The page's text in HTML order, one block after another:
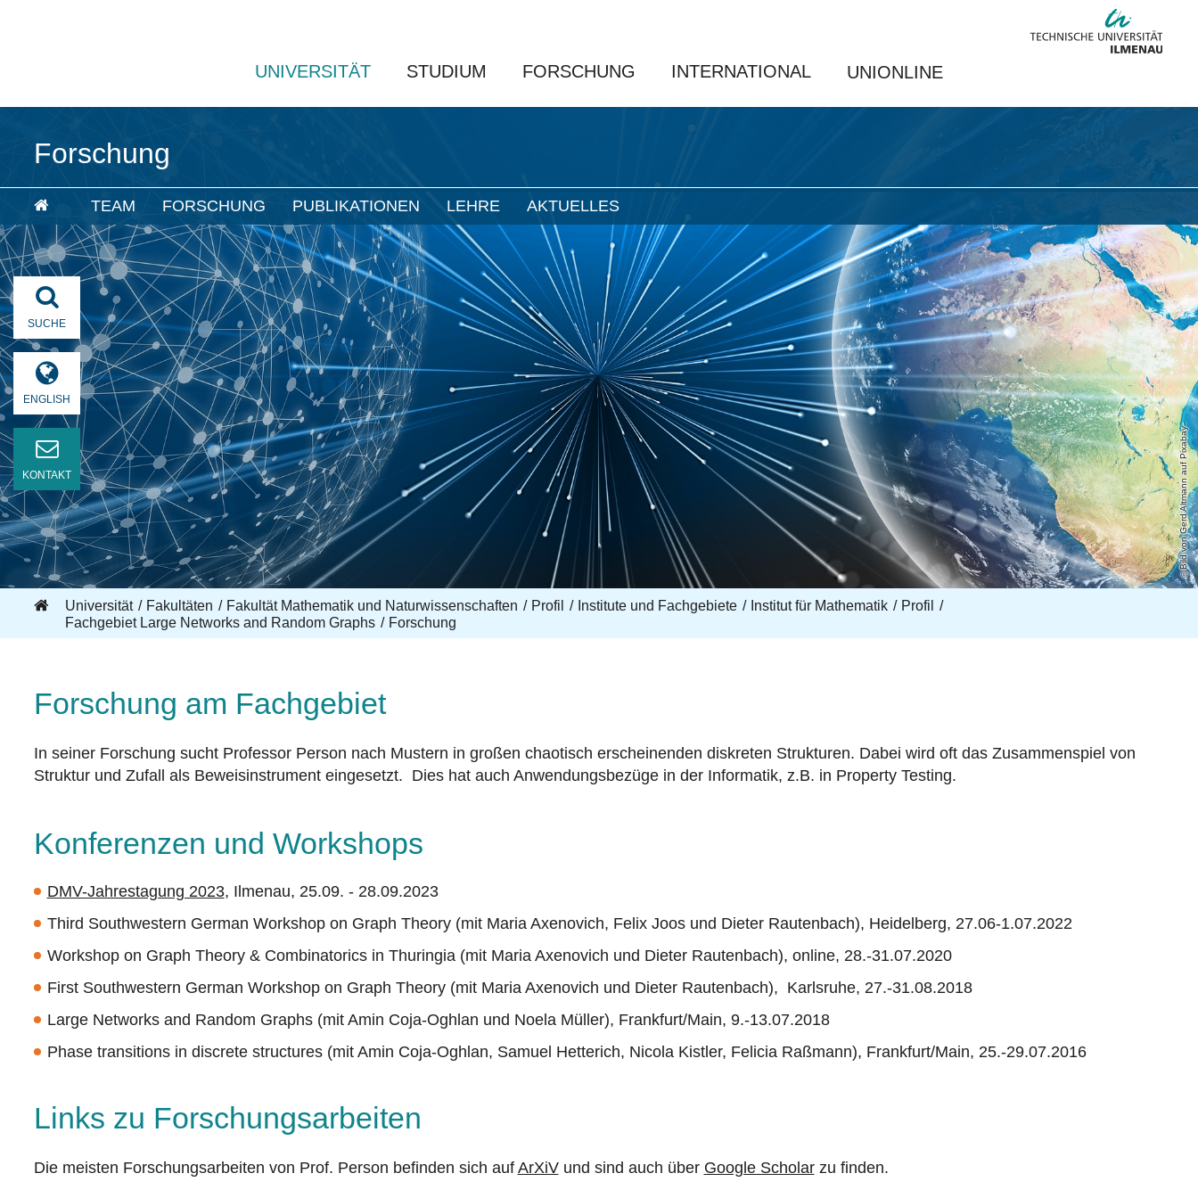
UNIVERSITÄT STUDIUM FORSCHUNG INTERNATIONAL UNIONLINE
Forschung
TEAM FORSCHUNG PUBLIKATIONEN LEHRE AKTUELLES
Bild von Gerd Altmann auf Pixabay
SUCHE
ENGLISH
KONTAKT
Universität Fakultäten Fakultät Mathematik und Naturwissenschaften Profil Institute und Fachgebiete Institut für Mathematik
Profil
Fachgebiet Large Networks and Random Graphs
Forschung
Forschung am Fachgebiet
In seiner Forschung sucht Professor Person nach Mustern in großen chaotisch erscheinenden diskreten Strukturen. Dabei wird oft das Zusammenspiel von
Struktur und Zufall als Beweisinstrument eingesetzt. Dies hat auch Anwendungsbezüge in der Informatik, z.B. in Property Testing.
Konferenzen und Workshops
DMV-Jahrestagung 2023, Ilmenau, 25.09. - 28.09.2023
Third Southwestern German Workshop on Graph Theory (mit Maria Axenovich, Felix Joos und Dieter Rautenbach), Heidelberg, 27.06-1.07.2022
Workshop on Graph Theory & Combinatorics in Thuringia (mit Maria Axenovich und Dieter Rautenbach), online, 28.-31.07.2020
First Southwestern German Workshop on Graph Theory (mit Maria Axenovich und Dieter Rautenbach), Karlsruhe, 27.-31.08.2018
Large Networks and Random Graphs (mit Amin Coja-Oghlan und Noela Müller), Frankfurt/Main, 9.-13.07.2018
Phase transitions in discrete structures (mit Amin Coja-Oghlan, Samuel Hetterich, Nicola Kistler, Felicia Raßmann), Frankfurt/Main, 25.-29.07.2016
Links zu Forschungsarbeiten
Die meisten Forschungsarbeiten von Prof. Person befinden sich auf ArXiVund sind auch über Google Scholarzu finden.